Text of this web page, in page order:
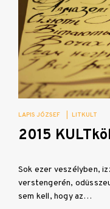
LAPIS JÓZSEF LITKULT
2015
Sok ezer veszélyben,
verstengerén,
sem kell, hogy az…